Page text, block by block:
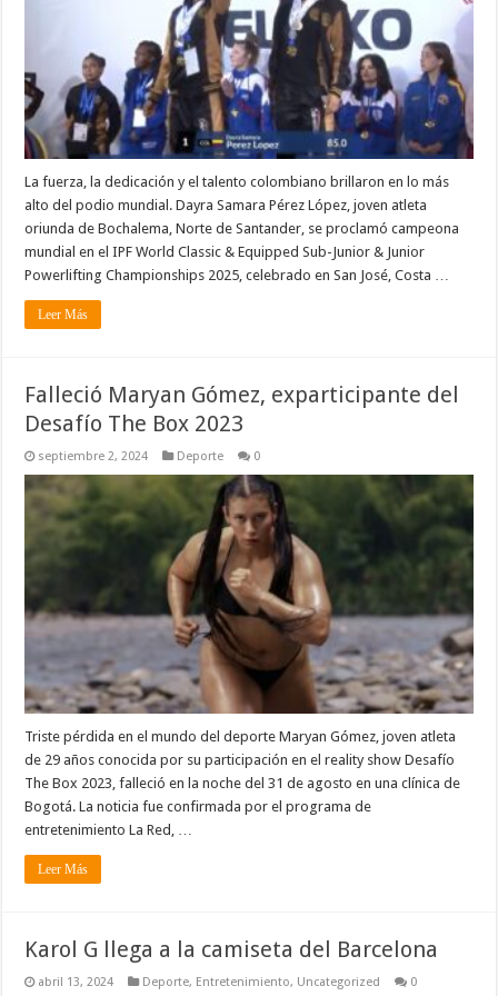
La fuerza, la dedicación y el talento colombiano brillaron en lo más
alto del podio mundial. Dayra Samara Pérez López, joven atleta
oriunda de Bochalema, Norte de Santander, se proclamó campeona
mundial en el IPF World Classic & Equipped Sub-Junior & Junior
Powerlifting Championships 2025, celebrado en San José, Costa …
Leer Más
Falleció Maryan Gómez, exparticipante del
Desafío The Box 2023
septiembre 2, 2024 Deporte 0
Triste pérdida en el mundo del deporte Maryan Gómez, joven atleta
de 29 años conocida por su participación en el reality show Desafío
The Box 2023, falleció en la noche del 31 de agosto en una clínica de
Bogotá. La noticia fue confirmada por el programa de
entretenimiento La Red, …
Leer Más
Karol G llega a la camiseta del Barcelona
abril 13, 2024 Deporte, Entretenimiento, Uncategorized 0